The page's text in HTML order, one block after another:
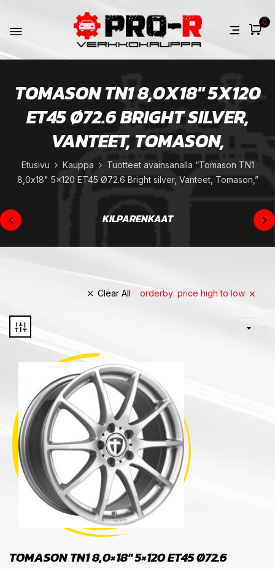
0
TOMASON TN1 8,0X18" 5X120
ET45 Ø72.6 BRIGHT SILVER,
VANTEET, TOMASON,
Etusivu Kauppa
Tuotteet avainsanalla “Tomason TN1
8,0x18" 5x120 ET45 Ø72.6 Bright silver, Vanteet, Tomason,”
KILPARENKAAT
Clear All orderby: price high to low
TOMASON TN1 8,0×18″ 5×120 ET45 Ø72.6